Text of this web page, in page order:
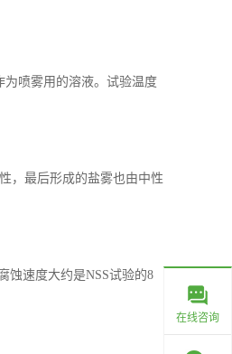
在线咨询
为喷雾用的溶液。试验温度
，最后形成的盐雾也由中性
蚀速度大约是NSS试验的8